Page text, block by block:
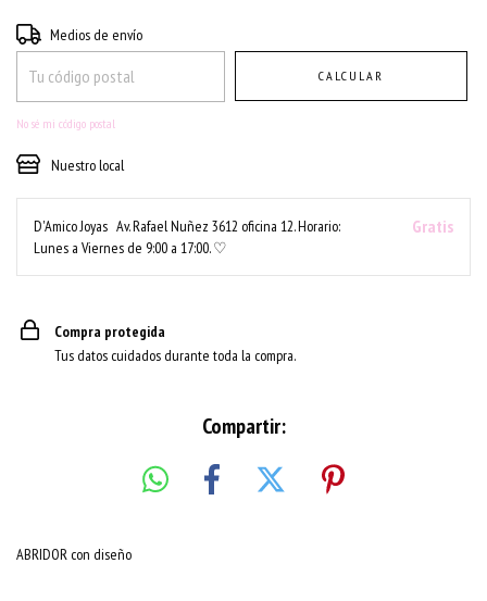
Entregas para el CP:
Medios de envío
CALCULAR
No sé mi código postal
Nuestro local
D'Amico Joyas Av. Rafael Nuñez 3612 oficina 12. Horario:
Lunes a Viernes de 9:00 a 17:00. ♡
Gratis
Compra protegida
Tus datos cuidados durante toda la compra.
Compartir:
ABRIDOR con diseño